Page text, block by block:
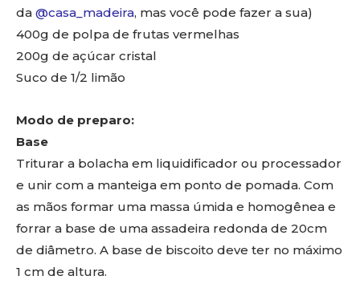
da @casa_madeira, mas você pode fazer a sua)
400g de polpa de frutas vermelhas
200g de açúcar cristal
Suco de 1/2 limão
Modo de preparo:
Base
Triturar a bolacha em liquidificador ou processador
e unir com a manteiga em ponto de pomada. Com
as mãos formar uma massa úmida e homogênea e
forrar a base de uma assadeira redonda de 20cm
de diâmetro. A base de biscoito deve ter no máximo
1 cm de altura.